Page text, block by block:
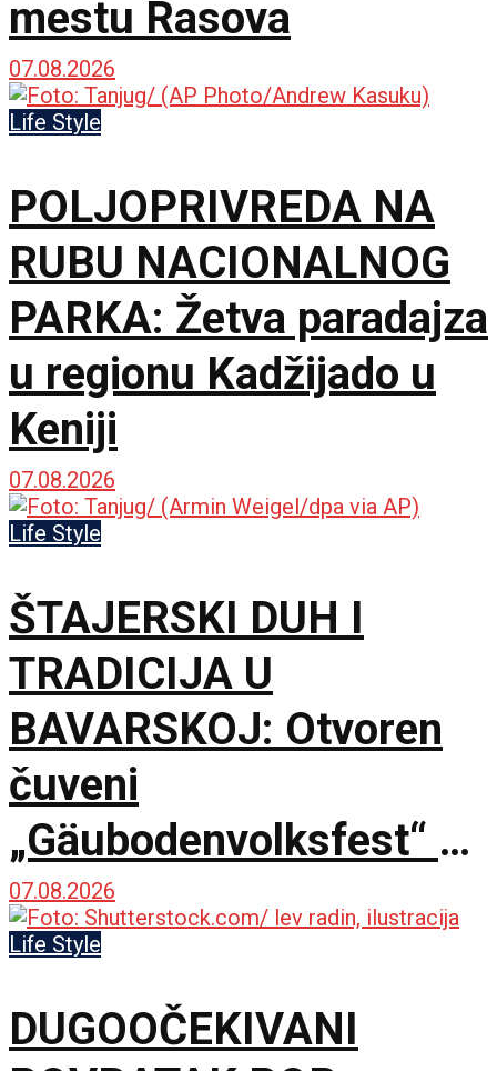
mestu Rasova
07.08.2026
Life Style
POLJOPRIVREDA NA
RUBU NACIONALNOG
PARKA: Žetva paradajza
u regionu Kadžijado u
Keniji
07.08.2026
Life Style
ŠTAJERSKI DUH I
TRADICIJA U
BAVARSKOJ: Otvoren
čuveni
„Gäubodenvolksfest“ u
Štraubingu
07.08.2026
Life Style
DUGOOČEKIVANI